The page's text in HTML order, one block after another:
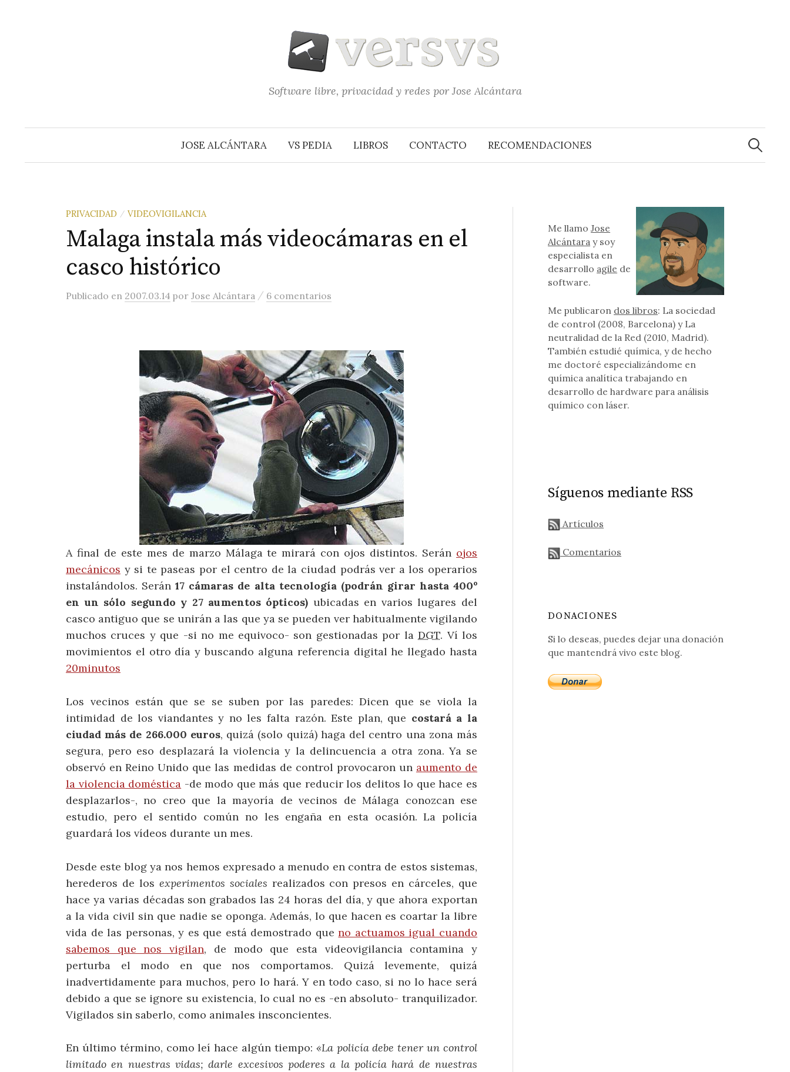
Software libre, privacidad y redes por Jose Alcántara
JOSE ALCÁNTARA VS PEDIA LIBROS CONTACTO RECOMENDACIONES
Buscar:
PRIVACIDAD / VIDEOVIGILANCIA
Malaga instala más videocámaras en el
casco histórico
Publicado en 2007.03.14 por Jose Alcántara / 6 comentarios
A final de este mes de marzo Málaga te mirará con ojos distintos. Serán ojos
mecánicos y si te paseas por el centro de la ciudad podrás ver a los operarios
instalándolos. Serán17 cámaras de alta tecnología (podrán girar hasta 400º
en un sólo segundo y 27 aumentos ópticos) ubicadas en varios lugares del
casco antiguo que se unirán a las que ya se pueden ver habitualmente vigilando
muchos cruces y que -si no me equivoco- son gestionadas por laDGT. Ví los
movimientos el otro día y buscando alguna referencia digital he llegado hasta
20minutos
Los vecinos están que se se suben por las paredes: Dicen que se viola la
intimidad de los viandantes y no les falta razón. Este plan, que costará a la
ciudad más de 266.000 euros, quizá (solo quizá) haga del centro una zona más
segura, pero eso desplazará la violencia y la delincuencia a otra zona. Ya se
observó en Reino Unido que las medidas de control provocaron un aumento de
la violencia doméstica -de modo que más que reducir los delitos lo que hace es
desplazarlos-, no creo que la mayoría de vecinos de Málaga conozcan ese
estudio, pero el sentido común no les engaña en esta ocasión. La policía
guardará los vídeos durante un mes.
Desde este blog ya nos hemos expresado a menudo en contra de estos sistemas,
herederos de los experimentos sociales realizados con presos en cárceles, que
hace ya varias décadas son grabados las 24 horas del día, y que ahora exportan
a la vida civil sin que nadie se oponga. Además, lo que hacen es coartar la libre
vida de las personas, y es que está demostrado queno actuamos igual cuando
sabemos que nos vigilan, de modo que esta videovigilancia contamina y
perturba el modo en que nos comportamos. Quizá levemente, quizá
inadvertidamente para muchos, pero lo hará. Y en todo caso, si no lo hace será
debido a que se ignore su existencia, lo cual no es -en absoluto- tranquilizador.
Vigilados sin saberlo, como animales insconcientes.
En último término, como leí hace algún tiempo: «La policía debe tener un control
limitado en nuestras vidas; darle excesivos poderes a la policía hará de nuestras
Me llamoJose
Alcántara y soy
especialista en
desarrollo agile de
software.
Me publicaron dos libros: La sociedad
de control (2008, Barcelona) y La
neutralidad de la Red (2010, Madrid).
También estudié química, y de hecho
me doctoré especializándome en
química analítica trabajando en
desarrollo de hardware para análisis
químico con láser.
Síguenos mediante RSS
Artículos
Comentarios
DONACIONES
Si lo deseas, puedes dejar una donación
que mantendrá vivo este blog.